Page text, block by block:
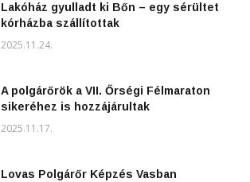
Lakóház gyulladt ki Bőn – egy sérültet
kórházba szállítottak
2025.11.24.
A polgárőrök a VII. Őrségi Félmaraton
sikeréhez is hozzájárultak
2025.11.17.
Lovas Polgárőr Képzés Vasban